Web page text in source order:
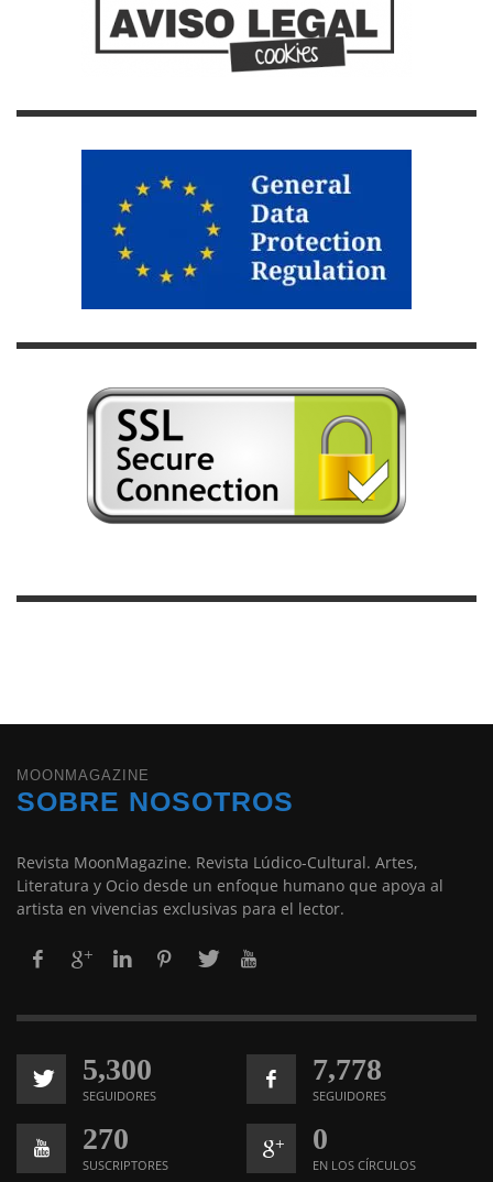
MOONMAGAZINE
SOBRE NOSOTROS
Revista MoonMagazine. Revista Lúdico-Cultural. Artes,
Literatura y Ocio desde un enfoque humano que apoya al
artista en vivencias exclusivas para el lector.
5,300
SEGUIDORES
7,778
SEGUIDORES
270
SUSCRIPTORES
0
EN LOS CÍRCULOS